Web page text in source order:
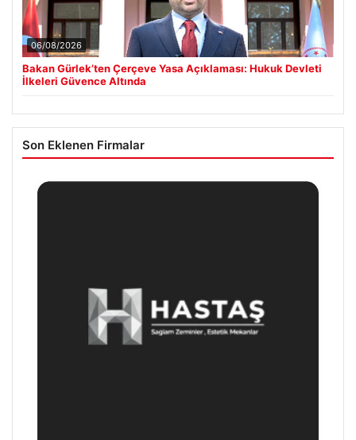
06/08/2026
Bakan Gürlek’ten Çerçeve Yasa Açıklaması: Hukuk Devleti
İlkeleri Güvence Altında
Son Eklenen Firmalar